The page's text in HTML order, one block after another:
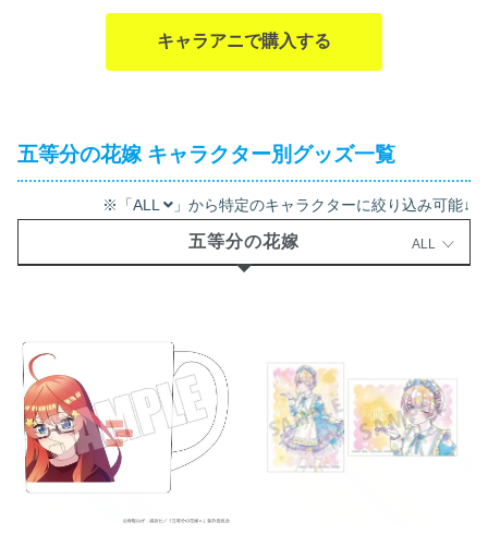
キャラアニで購入する
五等分の花嫁 キャラクター別グッズ一覧
※「ALL 」から特定のキャラクターに絞り込み可能↓
五等分の花嫁 ALL